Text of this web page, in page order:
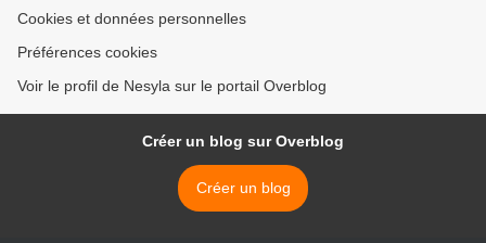
Cookies et données personnelles
Préférences cookies
Voir le profil de Nesyla sur le portail Overblog
Créer un blog sur Overblog
Créer un blog